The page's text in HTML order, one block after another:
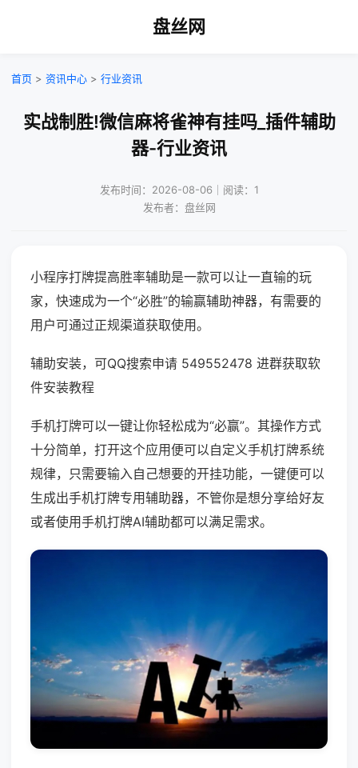
盘丝网
首页 > 资讯中心 > 行业资讯
实战制胜!微信麻将雀神有挂吗_插件辅助
器-行业资讯
发布时间：2026-08-06｜阅读：1
发布者：盘丝网
小程序打牌提高胜率辅助是一款可以让一直输的玩
家，快速成为一个“必胜”的输赢辅助神器，有需要的
用户可通过正规渠道获取使用。
辅助安装，可QQ搜索申请 549552478 进群获取软
件安装教程
手机打牌可以一键让你轻松成为“必赢”。其操作方式
十分简单，打开这个应用便可以自定义手机打牌系统
规律，只需要输入自己想要的开挂功能，一键便可以
生成出手机打牌专用辅助器，不管你是想分享给好友
或者使用手机打牌AI辅助都可以满足需求。